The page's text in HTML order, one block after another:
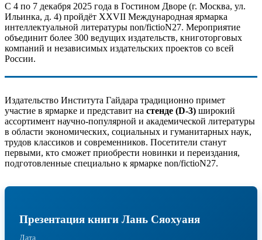
С 4 по 7 декабря 2025 года в Гостином Дворе (г. Москва, ул.
Ильинка, д. 4) пройдёт XXVII Международная ярмарка
интеллектуальной литературы non/fictioN27. Мероприятие
объединит более 300 ведущих издательств, книготорговых
компаний и независимых издательских проектов со всей
России.
Издательство Института Гайдара традиционно примет
участие в ярмарке и представит на стенде (D-3) широкий
ассортимент научно-популярной и академической литературы
в области экономических, социальных и гуманитарных наук,
трудов классиков и современников. Посетители станут
первыми, кто сможет приобрести новинки и переиздания,
подготовленные специально к ярмарке non/fictioN27.
Презентация книги Лань Сяохуаня
Дата